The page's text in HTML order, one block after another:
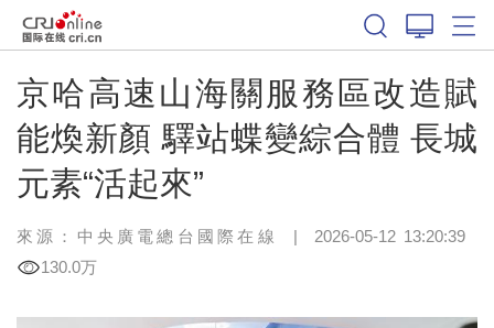
京哈高速山海關服務區改造賦
能煥新顏 驛站蝶變綜合體 長城
元素“活起來”
來源：中央廣電總台國際在線 | 2026-05-12 13:20:39
130.0万